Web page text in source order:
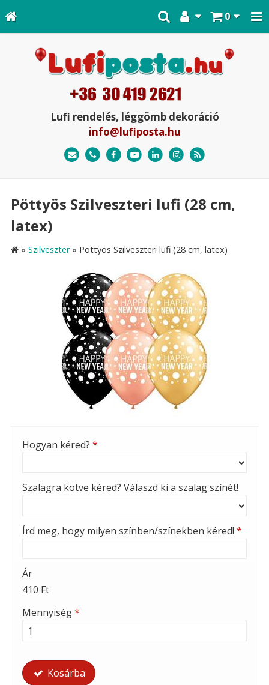
0
Lufi rendelés, léggömb dekoráció
info@lufiposta.hu
Pöttyös Szilveszteri lufi (28 cm,
latex)
» Szilveszter» Pöttyös Szilveszteri lufi (28 cm, latex)
Hogyan kéred? *
Szalagra kötve kéred? Válaszd ki a szalag színét!
Írd meg, hogy milyen színben/színekben kéred! *
Ár
410 Ft
Mennyiség*
Kosárba